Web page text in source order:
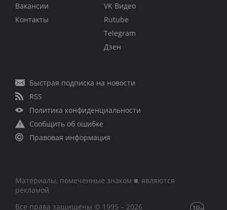
Вакансии
Контакты
VK Видео
Rutube
Telegram
Дзен
Быстрая подписка на новости
RSS
Политика конфиденциальности
Сообщить об ошибке
Правовая информация
Материалы, помеченные знаком ■, являются
рекламой
Все права защищены © 1995 – 2026